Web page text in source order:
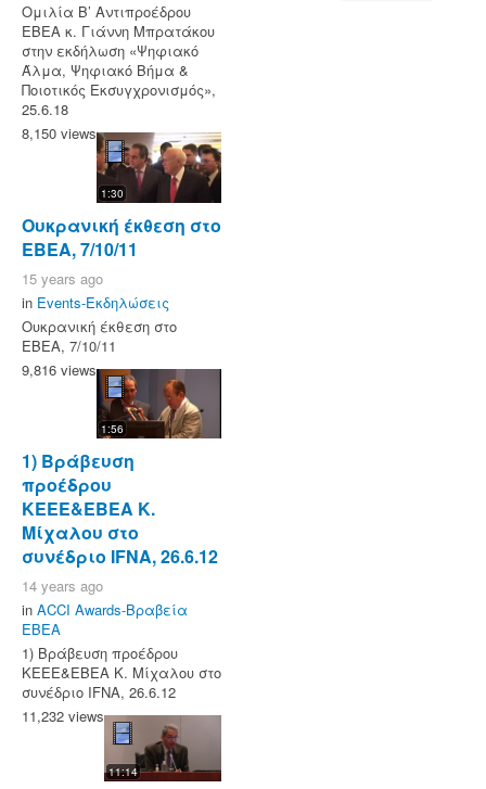
Ομιλία Β’ Αντιπροέδρου
ΕΒΕΑ κ. Γιάννη Μπρατάκου
στην εκδήλωση «Ψηφιακό
Άλμα, Ψηφιακό Βήμα &
Ποιοτικός Εκσυγχρονισμός»,
25.6.18
8,150 views
1:30
Ουκρανική έκθεση στο
ΕΒΕΑ, 7/10/11
15 years ago
in Events-Εκδηλώσεις
Ουκρανική έκθεση στο
ΕΒΕΑ, 7/10/11
9,816 views
1:56
1) Βράβευση
προέδρου
ΚΕΕΕ&ΕΒΕΑ Κ.
Μίχαλου στο
συνέδριο IFNA, 26.6.12
14 years ago
in ACCI Awards-Βραβεία
ΕΒΕΑ
1) Βράβευση προέδρου
ΚΕΕΕ&ΕΒΕΑ Κ. Μίχαλου στο
συνέδριο IFNA, 26.6.12
11,232 views
11:14